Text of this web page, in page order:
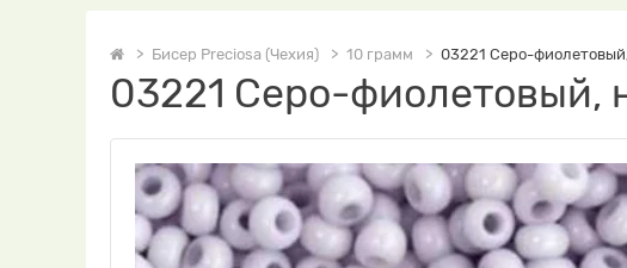
Бисер Preciosa (Чехия) 10 грамм 03221 Серо-
03221 Серо-фиолетовый,